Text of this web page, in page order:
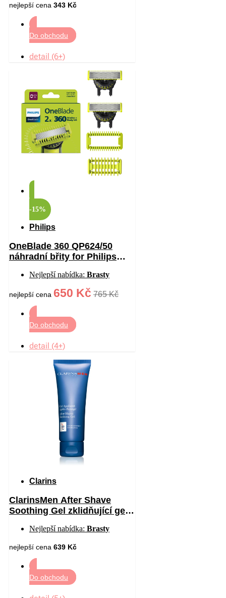
nejlepší cena 343 Kč
Do obchodu
detail (6+)
-15%
Philips
OneBlade 360 QP624/50
náhradní břity for Philips
Nejlepší nabídka: Brasty
nejlepší cena 650 Kč 765 Kč
Do obchodu
detail (4+)
Clarins
ClarinsMen After Shave
Soothing Gel zklidňující gel
Nejlepší nabídka: Brasty
nejlepší cena 639 Kč
Do obchodu